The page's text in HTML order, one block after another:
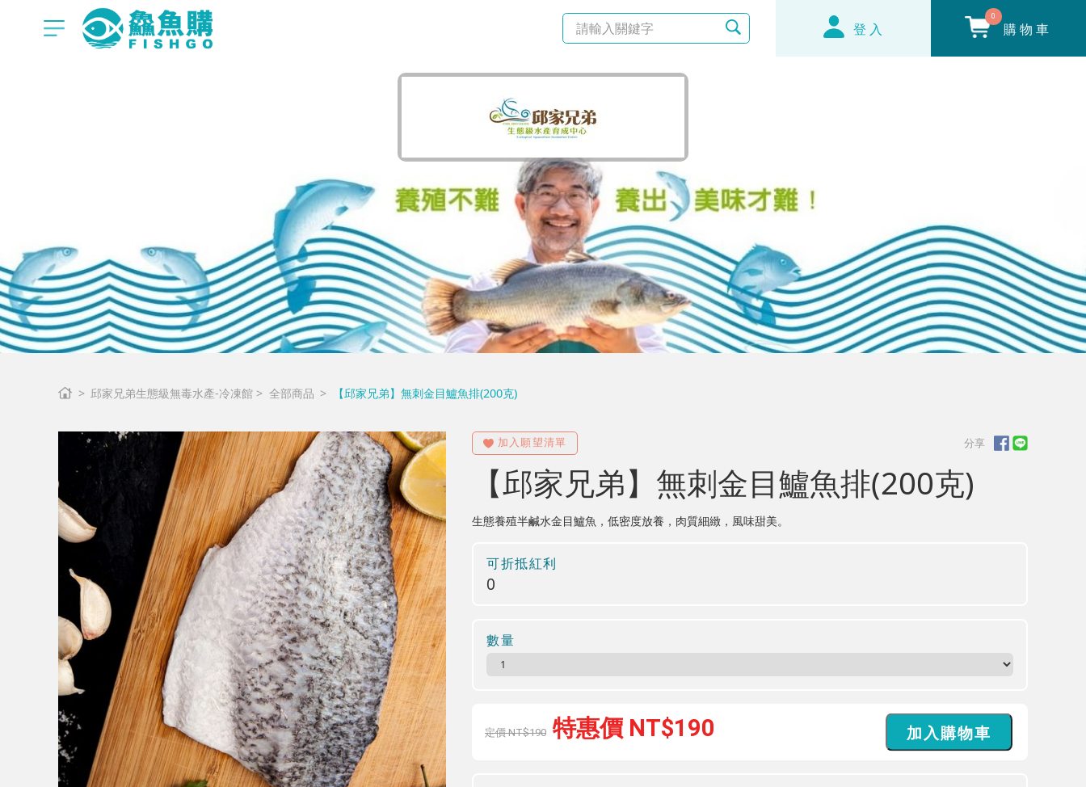
0
購物車
登入
邱家兄弟生態級無毒水產-冷凍館 全部商品 【邱家兄弟】無刺金目鱸魚排(200克)
【邱家兄弟】無刺金目鱸魚排(200克)
生態養殖半鹹水金目鱸魚，低密度放養，肉質細緻，風味甜美。
可折抵紅利
0
數量
190 190